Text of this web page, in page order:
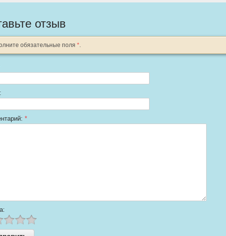
отзыв
обязательные поля *.
*